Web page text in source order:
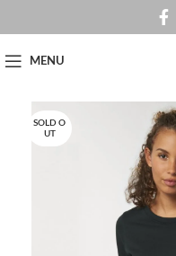
MENU
SOLD O
UT